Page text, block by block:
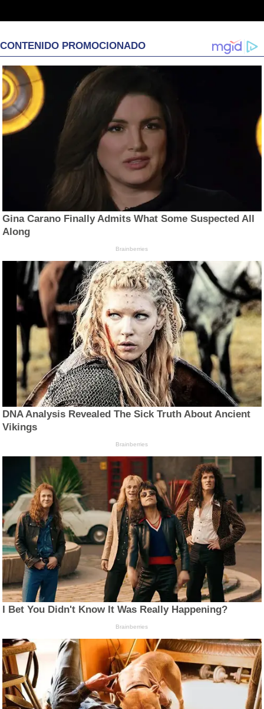
CONTENIDO PROMOCIONADO
Gina Carano Finally Admits What Some Suspected All
Along
Brainberries
DNA Analysis Revealed The Sick Truth About Ancient
Vikings
Brainberries
I Bet You Didn't Know It Was Really Happening?
Brainberries